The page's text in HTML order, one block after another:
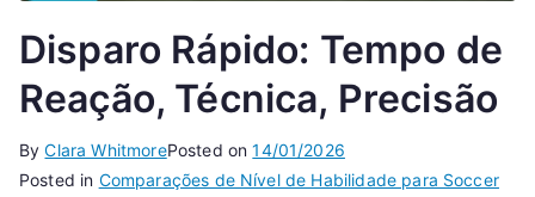
Disparo Rápido: Tempo de
Reação, Técnica, Precisão
ByClara WhitmorePosted on14/01/2026
Posted in Comparações de Nível de Habilidade para Soccer